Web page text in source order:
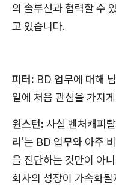
의 솔루션과 협력할 수
고 있습니다.
피터: BD 업무에 대해
일에 처음 관심을 가지
윈스턴: 사실 벤처캐피
리’는 BD 업무와 아주
을 진단하는 것만이 아
회사의 성장이 가속화